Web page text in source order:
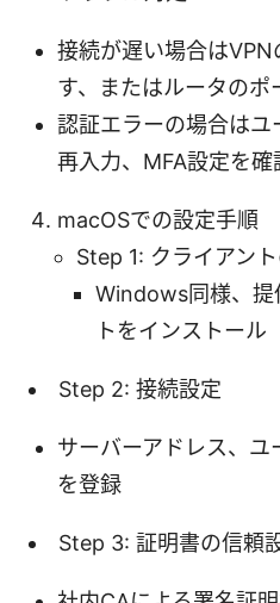
接続が遅い場合は
す、またはルータのポ
認証エラーの場合は
再入力、MFA設定を確
macOSでの設定手順
Step 1: クライアン
Windows同様、提
トをインストール
Step 2: 接続設定
サーバーアドレス、ユ
を登録
Step 3: 証明書の信頼